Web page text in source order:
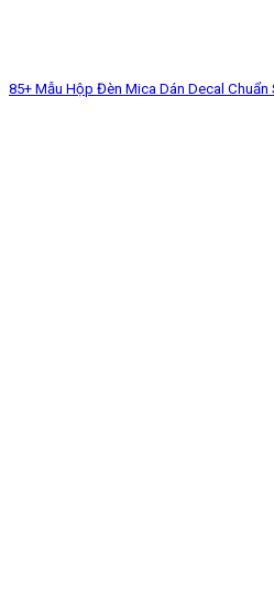
85+ Mẫu Hộp Đèn Mica Dán Decal